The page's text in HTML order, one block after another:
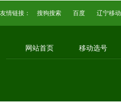
友情链接： 搜狗搜索 百度 辽宁移动
网站首页 移动选号